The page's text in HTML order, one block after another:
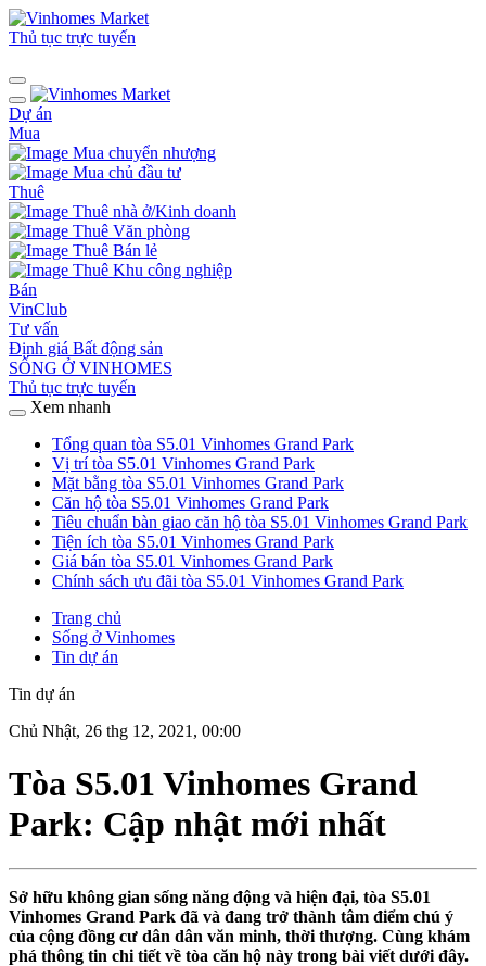
Thủ tục trực tuyến
Dự án
Mua
Mua chuyển nhượng
Mua chủ đầu tư
Thuê
Thuê nhà ở/Kinh doanh
Thuê Văn phòng
Thuê Bán lẻ
Thuê Khu công nghiệp
Bán
VinClub
Tư vấn
Định giá Bất động sản
SỐNG Ở VINHOMES
Thủ tục trực tuyến
Xem nhanh
Tổng quan tòa S5.01 Vinhomes Grand Park
Vị trí tòa S5.01 Vinhomes Grand Park
Mặt bằng tòa S5.01 Vinhomes Grand Park
Căn hộ tòa S5.01 Vinhomes Grand Park
Tiêu chuẩn bàn giao căn hộ tòa S5.01 Vinhomes Grand Park
Tiện ích tòa S5.01 Vinhomes Grand Park
Giá bán tòa S5.01 Vinhomes Grand Park
Chính sách ưu đãi tòa S5.01 Vinhomes Grand Park
Trang chủ
Sống ở Vinhomes
Tin dự án
Tin dự án
Chủ Nhật, 26 thg 12, 2021, 00:00
Tòa S5.01 Vinhomes Grand
Park: Cập nhật mới nhất
Sở hữu không gian sống năng động và hiện đại, tòa S5.01
Vinhomes Grand Park đã và đang trở thành tâm điểm chú ý
của cộng đồng cư dân dân văn minh, thời thượng. Cùng khám
phá thông tin chi tiết về tòa căn hộ này trong bài viết dưới đây.